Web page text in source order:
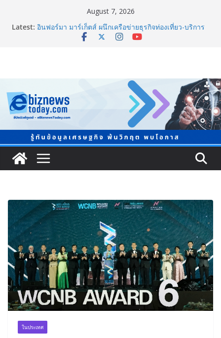
August 7, 2026
Latest: อินฟอร์มา มาร์เก็ตส์ ผนึกเครือข่ายธุรกิจท่องเที่ยว-บริการ
จัด Food & Hospitality Thailand 2026เชื่อม 4 งานใหญ่
8.8 “ซูเลียน” รวมพลังนักธุรกิจทั่วประเทศ จัดประชุมใหญ่
แห่งปี พบ CEO “ดร.ปิยะวัฒน์” ถ่ายทอดวิสัยทัศน์ธุรกิจ
พร้อมฟรีคอนเสิร์ต “โชค รถแห่” ยกวง
สตาร์ทวันนี้ Franchise Expo Thailand & TESE 2026 พบ
ทัพธุรกิจ&แฟรนไชส์ ซัพพลายเออร์สินค้า ลดใหญ่กว่า
250 บูธ คาดเงินสะพัด 220 ลบ.
Thailand LAB INTERNATIONAL 2026 ผนึก
Bio+HealthTech INTERNATIONAL และ FutureCHEM
INTERNATIONAL เปิดเวที AI ขับเคลื่อนนวัตกรรม
วิทยาศาสตร์และสุขภาพ
ในประเทศ